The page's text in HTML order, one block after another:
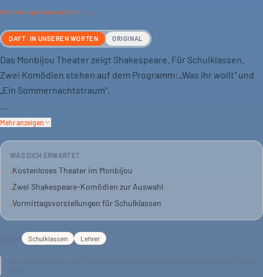
Mehrchillige Events in Berlin →
DAYT · IN UNSEREN WORTEN ORIGINAL
Das Monbijou Theater zeigt Shakespeare. Für Schulklassen.
Zwei Komödien stehen auf dem Programm: „Was ihr wollt“ und
„Ein Sommernachtstraum“.
Beide Stücke kommen als Vormittagsvorstellung. Das Ensemble
alte Literatur wieder aktuell.
Verwechslungen, Liebe, Chaos – das erwartet dich bei „Was ihr
„Sommernachtstraum“. Ein Theatererlebnis, das den Unterricht
Mehr anzeigen
WAS DICH ERWARTET
•Kostenloses Theater im Monbijou
•Zwei Shakespeare-Komödien zur Auswahl
•Vormittagsvorstellungen für Schulklassen
Gut für Schulklassen Lehrer